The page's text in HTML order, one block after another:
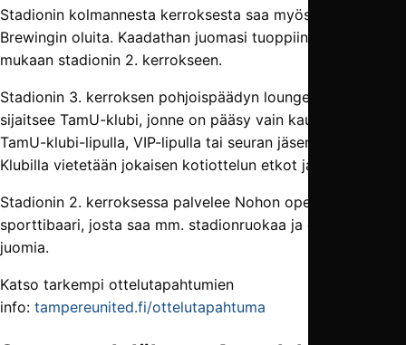
Stadionin kolmannesta kerroksesta saa myös Pyynikin
Brewingin oluita. Kaadathan juomasi tuoppiin, jos otat sen
mukaan stadionin 2. kerrokseen.
Stadionin 3. kerroksen pohjoispäädyn loungetilassa
sijaitsee TamU-klubi, jonne on pääsy vain kausikortilla,
TamU-klubi-lipulla, VIP-lipulla tai seuran jäsenkortilla.
Klubilla vietetään jokaisen kotiottelun etkot ja jatkot.
Stadionin 2. kerroksessa palvelee Nohon operoima
sporttibaari, josta saa mm. stadionruokaa ja erilaisia
juomia.
Katso tarkempi ottelutapahtumien
info: tampereunited.fi/ottelutapahtuma